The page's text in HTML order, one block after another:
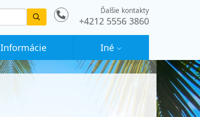
Vyhledat
Ďalšie kontakty
+4212 5556 3860
Informácie Iné